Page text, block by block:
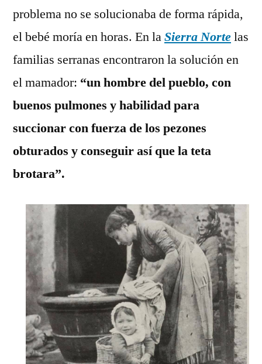
problema no se solucionaba de forma rápida,
el bebé moría en horas. En laSierra Nortelas
familias serranas encontraron la solución en
el mamador: “un hombre del pueblo, con
buenos pulmones y habilidad para
succionar con fuerza de los pezones
obturados y conseguir así que la teta
brotara”.